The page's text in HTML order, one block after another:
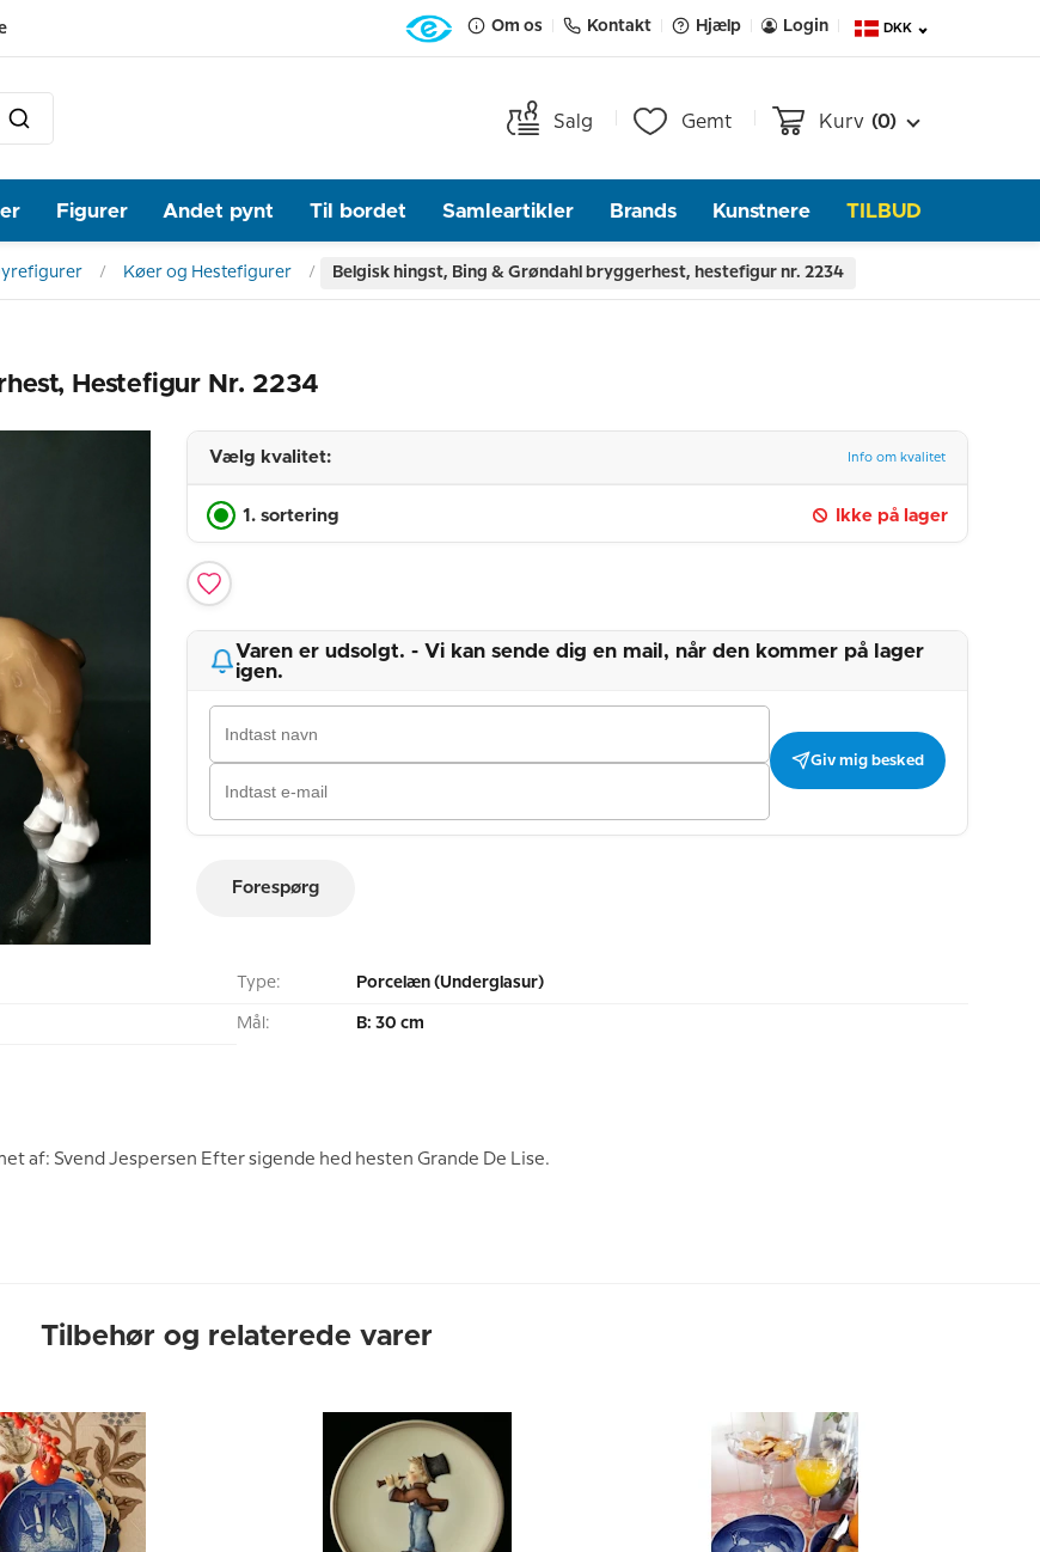
Om os Kontakt Hjælp Login DKK
Salg Gemt Kurv (0)
Figurer Andet pynt Til bordet Samleartikler Brands Kunstnere TILBUD
Køer og Hestefigurer Belgisk hingst, Bing & Grøndahl bryggerhest, hestefigur nr. 2234
Hestefigur Nr. 2234
Vælg kvalitet: Info om kvalitet
1. sortering Ikke på lager
Varen er udsolgt. - Vi kan sende dig en mail, når den kommer på lager
igen.
Giv mig besked
Forespørg
Type: Porcelæn (Underglasur)
Mål: B: 30 cm
af: Svend Jespersen Efter sigende hed hesten Grande De Lise.
Tilbehør og relaterede varer